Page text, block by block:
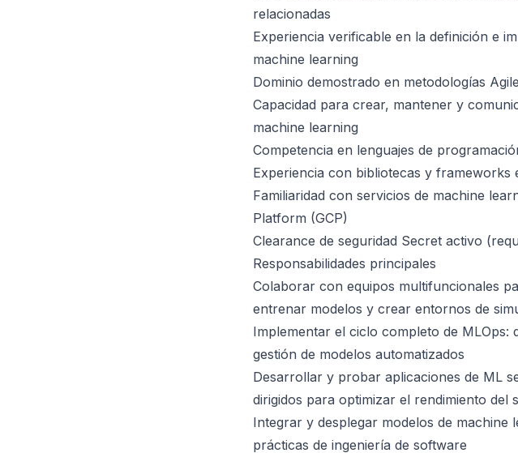
relacionadas
Experiencia verificable en la definición e
machine learning
Dominio demostrado en metodologías
Capacidad para crear, mantener y
machine learning
Competencia en lenguajes de
Experiencia con bibliotecas y frameworks
Familiaridad con servicios de machine
Platform (GCP)
Clearance de seguridad Secret activo
Responsabilidades principales
Colaborar con equipos multifuncionales
entrenar modelos y crear entornos de
Implementar el ciclo completo de MLOps:
gestión de modelos automatizados
Desarrollar y probar aplicaciones de ML
dirigidos para optimizar el rendimiento del
Integrar y desplegar modelos de machine
prácticas de ingeniería de software